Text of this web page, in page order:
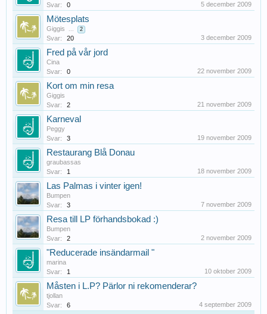
Svar:
0 5 december 2009
Mötesplats
Giggis ... 2
Svar: 20 3 december 2009
Fred på vår jord
Cina
Svar:
0 22 november 2009
Kort om min resa
Giggis
Svar:
2 21 november 2009
Karneval
Peggy
Svar:
3 19 november 2009
Restaurang Blå Donau
graubassas
Svar:
1 18 november 2009
Las Palmas i vinter igen!
Bumpen
Svar:
3 7 november 2009
Resa till LP förhandsbokad :)
Bumpen
Svar:
2 2 november 2009
"Reducerade insändarmail "
marina
Svar:
1 10 oktober 2009
Måsten i L.P? Pärlor ni rekomenderar?
tjollan
Svar:
6 4 september 2009